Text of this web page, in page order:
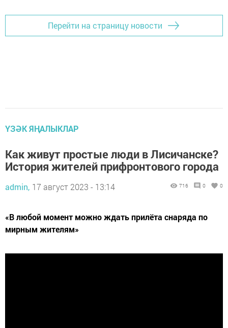
Перейти на страницу новости
ҮЗӘК ЯҢАЛЫКЛАР
Как живут простые люди в Лисичанске?
История жителей прифронтового города
admin, 17 август 2023 - 13:14 716 0 0
«В любой момент можно ждать прилёта снаряда по
мирным жителям»